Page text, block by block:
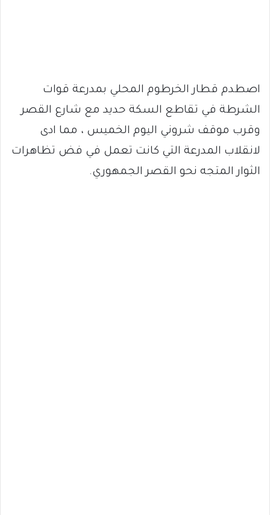
اصطدم قطار الخرطوم المحلي بمدرعة قوات
الشرطة في تقاطع السكة حديد مع شارع القصر
وقرب موقف شروني اليوم الخميس ، مما ادى
لانقلاب المدرعة التي كانت تعمل في فض تظاهرات
الثوار المتجه نحو القصر الجمهوري.